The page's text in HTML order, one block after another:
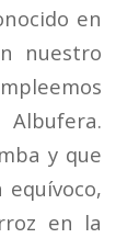
en
nuestro
y que
en la